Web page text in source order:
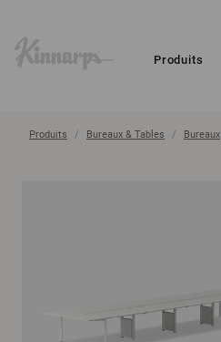
Produits
Produits Bureaux & Tables Bureaux